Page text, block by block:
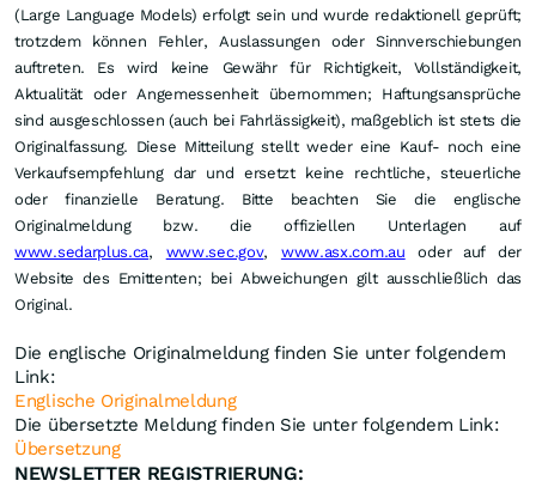
(Large Language Models) erfolgt sein und wurde redaktionell geprüft;
trotzdem können Fehler, Auslassungen oder Sinnverschiebungen
auftreten. Es wird keine Gewähr für Richtigkeit, Vollständigkeit,
Aktualität oder Angemessenheit übernommen; Haftungsansprüche
sind ausgeschlossen (auch bei Fahrlässigkeit), maßgeblich ist stets die
Originalfassung. Diese Mitteilung stellt weder eine Kauf- noch eine
Verkaufsempfehlung dar und ersetzt keine rechtliche, steuerliche
oder finanzielle Beratung. Bitte beachten Sie die englische
Originalmeldung bzw. die offiziellen Unterlagen auf
www.sedarplus.ca, www.sec.gov, www.asx.com.au
oder auf der
Website des Emittenten; bei Abweichungen gilt ausschließlich das
Original.
Die englische Originalmeldung finden Sie unter folgendem
Link:
Englische Originalmeldung
Die übersetzte Meldung finden Sie unter folgendem Link:
Übersetzung
NEWSLETTER REGISTRIERUNG: